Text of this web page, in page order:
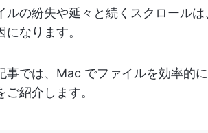
ルの紛失や延々と続くスクロール
になります。
事では、Mac でファイルを効率的
ご紹介します。